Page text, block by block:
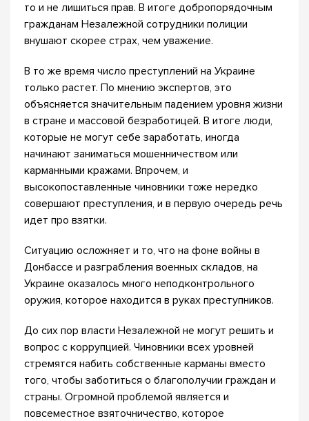
то и не лишиться прав. В итоге добропорядочным
гражданам Незалежной сотрудники полиции
внушают скорее страх, чем уважение.
В то же время число преступлений на Украине
только растет. По мнению экспертов, это
объясняется значительным падением уровня жизни
в стране и массовой безработицей. В итоге люди,
которые не могут себе заработать, иногда
начинают заниматься мошенничеством или
карманными кражами. Впрочем, и
высокопоставленные чиновники тоже нередко
совершают преступления, и в первую очередь речь
идет про взятки.
Ситуацию осложняет и то, что на фоне войны в
Донбассе и разграбления военных складов, на
Украине оказалось много неподконтрольного
оружия, которое находится в руках преступников.
До сих пор власти Незалежной не могут решить и
вопрос с коррупцией. Чиновники всех уровней
стремятся набить собственные карманы вместо
того, чтобы заботиться о благополучии граждан и
страны. Огромной проблемой является и
повсеместное взяточничество, которое